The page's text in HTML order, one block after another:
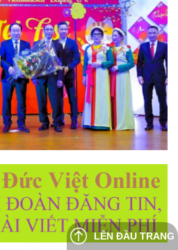
LÊN ĐẦU TRANG